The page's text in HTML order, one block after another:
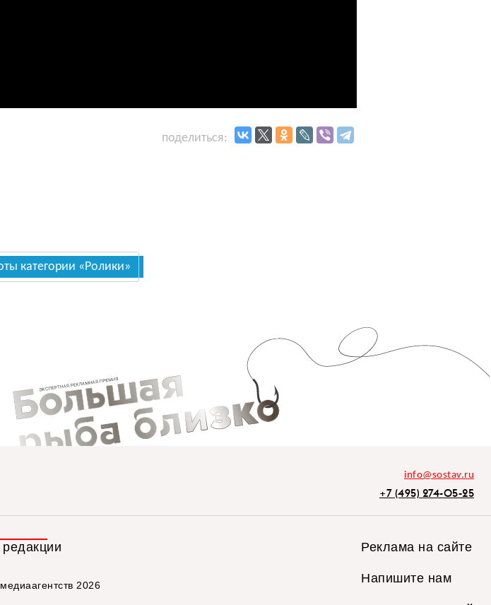
поделиться:
категории «Ролики»
info@sostav.ru
+7 (495) 274-05-25
2026
Реклама на сайте
Напишите нам